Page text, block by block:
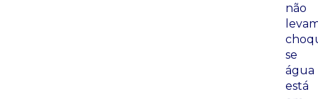
não
se
água
está